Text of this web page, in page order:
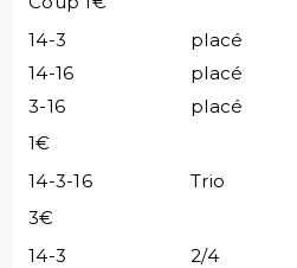
14-3
placé
14-16
placé
3-16
placé
1€
14-3-16
Trio
3€
14-3
2/4